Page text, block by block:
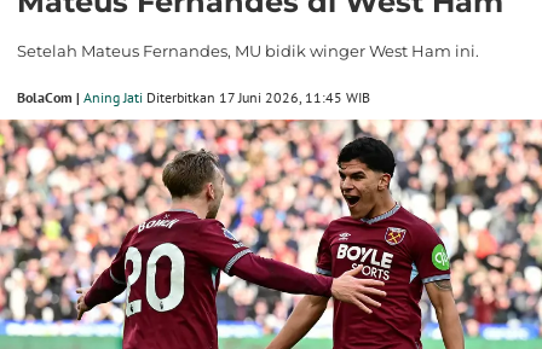
Setelah Mateus Fernandes, MU bidik winger West Ham ini.
BolaCom | Aning Jati Diterbitkan 17 Juni 2026, 11:45 WIB